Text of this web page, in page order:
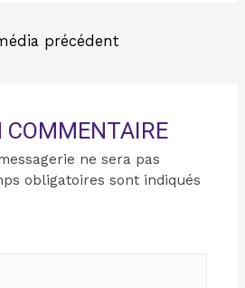
précédent
COMMENTAIRE
ne sera pas
obligatoires sont indiqués